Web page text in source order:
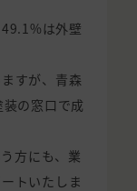
は外壁
すが、青森
の窓口で成
方にも、業
トいたしま